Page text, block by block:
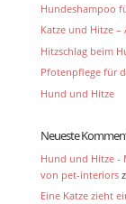
Hundeshampoo
Katze und Hitze
Hitzschlag beim
Pfotenpflege für
Hund und Hitze
Neueste
Hund und Hitze -
von pet-interiors
Eine Katze zieht